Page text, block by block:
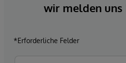
wir melden uns
*Erforderliche Felder